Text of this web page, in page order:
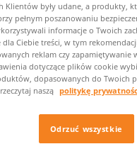
Spróbuj użyć
DO SKLEPU
Klientów były udane, a produkty,
pełnym poszanowaniu
informacje o Twoich
Ciebie treści, w tym
reklam czy zapamiętywanie
dotyczące plików cookie
dopasowanych do Twoich
naszą politykę
Odrzuć wszystkie